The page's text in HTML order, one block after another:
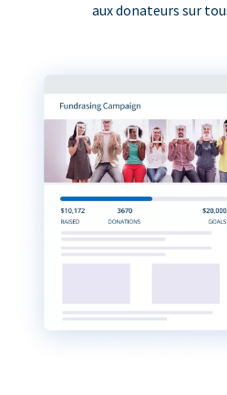
aux donateurs sur